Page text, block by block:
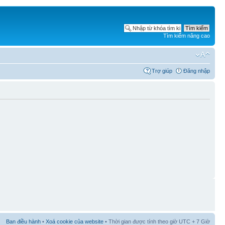
Tìm kiếm nâng cao
Trợ giúp Đăng nhập
Ban điều hành • Xoá cookie của website • Thời gian được tính theo giờ UTC + 7 Giờ